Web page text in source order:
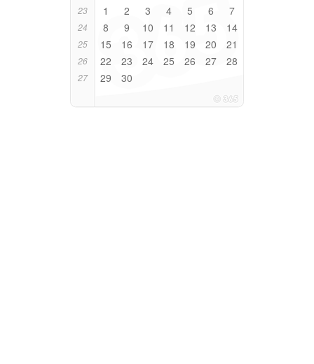
23 1 2 3 4 5 6 7
24 8 9 10 11 12 13 14
25 15 16 17 18 19 20 21
26 22 23 24 25 26 27 28
27 29 30